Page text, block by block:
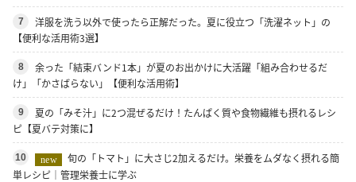
7
洋服を洗う以外で使ったら正解だった。夏に役立つ「洗濯ネット」の
【便利な活用術3選】
8
余った「結束バンド1本」が夏のお出かけに大活躍「組み合わせるだ
け」「かさばらない」【便利な活用術】
9
夏の「みそ汁」に2つ混ぜるだけ！たんぱく質や食物繊維も摂れるレシ
ピ【夏バテ対策に】
10 new
旬の「トマト」に大さじ2加えるだけ。栄養をムダなく摂れる簡
単レシピ｜管理栄養士に学ぶ